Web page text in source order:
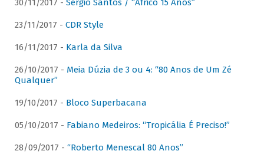
30/11/2017 - Sergio Santos / “Áfrico 15 Anos”
23/11/2017 - CDR Style
16/11/2017 - Karla da Silva
26/10/2017 - Meia Dúzia de 3 ou 4: “80 Anos de Um Zé
Qualquer”
19/10/2017 - Bloco Superbacana
05/10/2017 - Fabiano Medeiros: “Tropicália É Preciso!”
28/09/2017 - “Roberto Menescal 80 Anos”